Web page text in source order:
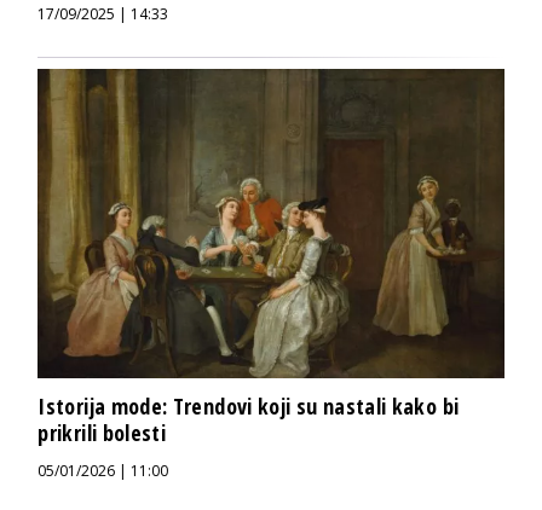
17/09/2025 | 14:33
Istorija mode: Trendovi koji su nastali kako bi
prikrili bolesti
05/01/2026 | 11:00